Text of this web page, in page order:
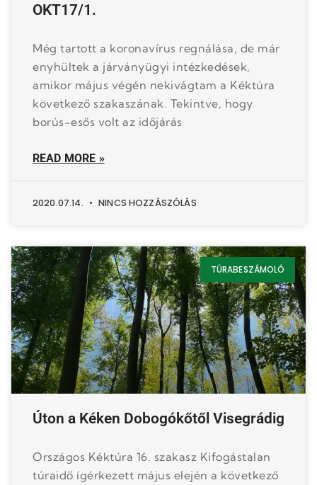
OKT17/1.
Még tartott a koronavírus regnálása, de már
enyhültek a járványügyi intézkedések,
amikor május végén nekivágtam a Kéktúra
következő szakaszának. Tekintve, hogy
borús-esős volt az időjárás
READ MORE »
2020.07.14. NINCS HOZZÁSZÓLÁS
TÚRABESZÁMOLÓ
Úton a Kéken Dobogókőtől Visegrádig
Országos Kéktúra 16. szakasz Kifogástalan
túraidő ígérkezett május elején a következő